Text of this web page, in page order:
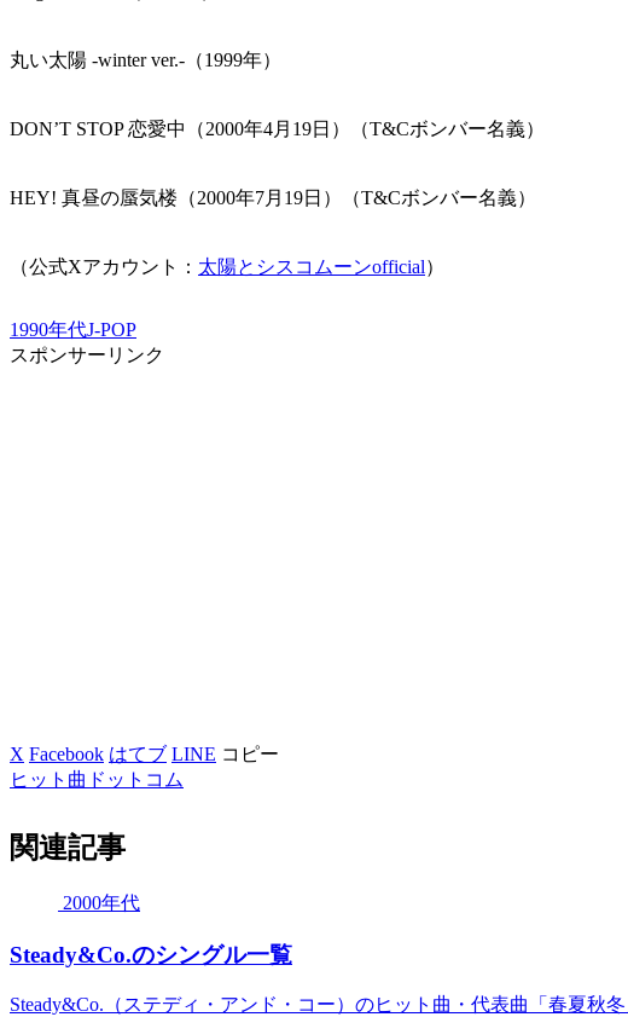
丸い太陽 -winter ver.-（1999年）
DON’T STOP 恋愛中（2000年4月19日）（T&Cボンバー名義）
HEY! 真昼の蜃気楼（2000年7月19日）（T&Cボンバー名義）
（公式Xアカウント： 太陽とシスコムーンofficial）
1990年代J-POP
スポンサーリンク
X Facebook はてブ LINE コピー
ヒット曲ドットコム
関連記事
2000年代
Steady&Co.のシングル一覧
Steady&Co.（ステディ・アンド・コー）のヒット曲・代表曲「春夏秋冬